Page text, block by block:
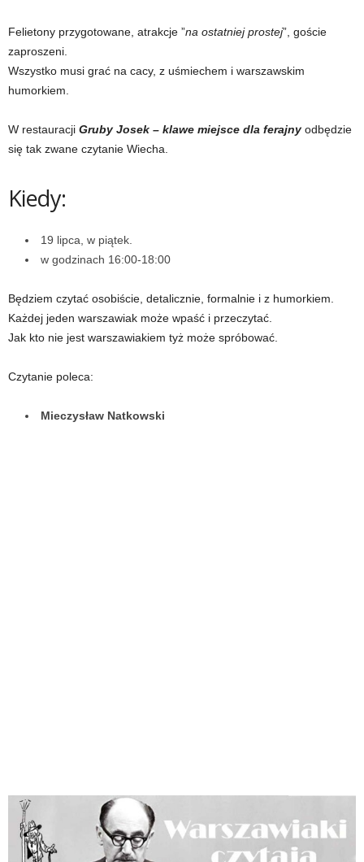
Felietony przygotowane, atrakcje ”na ostatniej prostej”, goście
zaproszeni.
Wszystko musi grać na cacy, z uśmiechem i warszawskim
humorkiem.
W restauracji Gruby Josek – klawe miejsce dla ferajny odbędzie
się tak zwane czytanie Wiecha.
Kiedy:
19 lipca, w piątek.
w godzinach 16:00-18:00
Będziem czytać osobiście, detalicznie, formalnie i z humorkiem.
Każdej jeden warszawiak może wpaść i przeczytać.
Jak kto nie jest warszawiakiem tyż może spróbować.
Czytanie poleca:
Mieczysław Natkowski